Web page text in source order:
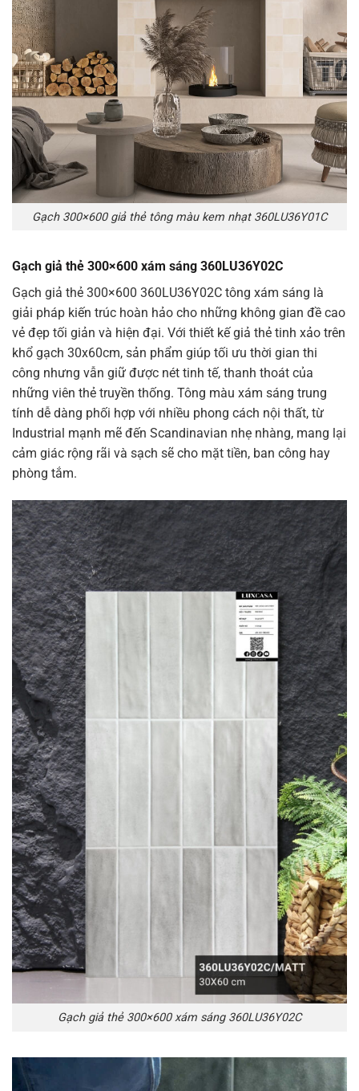
Gạch 300×600 giả thẻ tông màu kem nhạt 360LU36Y01C
Gạch giả thẻ 300×600 xám sáng 360LU36Y02C
Gạch giả thẻ 300×600 360LU36Y02C tông xám sáng là
giải pháp kiến trúc hoàn hảo cho những không gian đề cao
vẻ đẹp tối giản và hiện đại. Với thiết kế giả thẻ tinh xảo trên
khổ gạch 30x60cm, sản phẩm giúp tối ưu thời gian thi
công nhưng vẫn giữ được nét tinh tế, thanh thoát của
những viên thẻ truyền thống. Tông màu xám sáng trung
tính dễ dàng phối hợp với nhiều phong cách nội thất, từ
Industrial mạnh mẽ đến Scandinavian nhẹ nhàng, mang lại
cảm giác rộng rãi và sạch sẽ cho mặt tiền, ban công hay
phòng tắm.
Gạch giả thẻ 300×600 xám sáng 360LU36Y02C